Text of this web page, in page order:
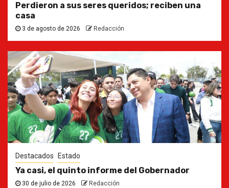
Perdieron a sus seres queridos; reciben una
casa
3 de agosto de 2026 Redacción
Destacados Estado
Ya casi, el quinto informe del Gobernador
30 de julio de 2026 Redacción